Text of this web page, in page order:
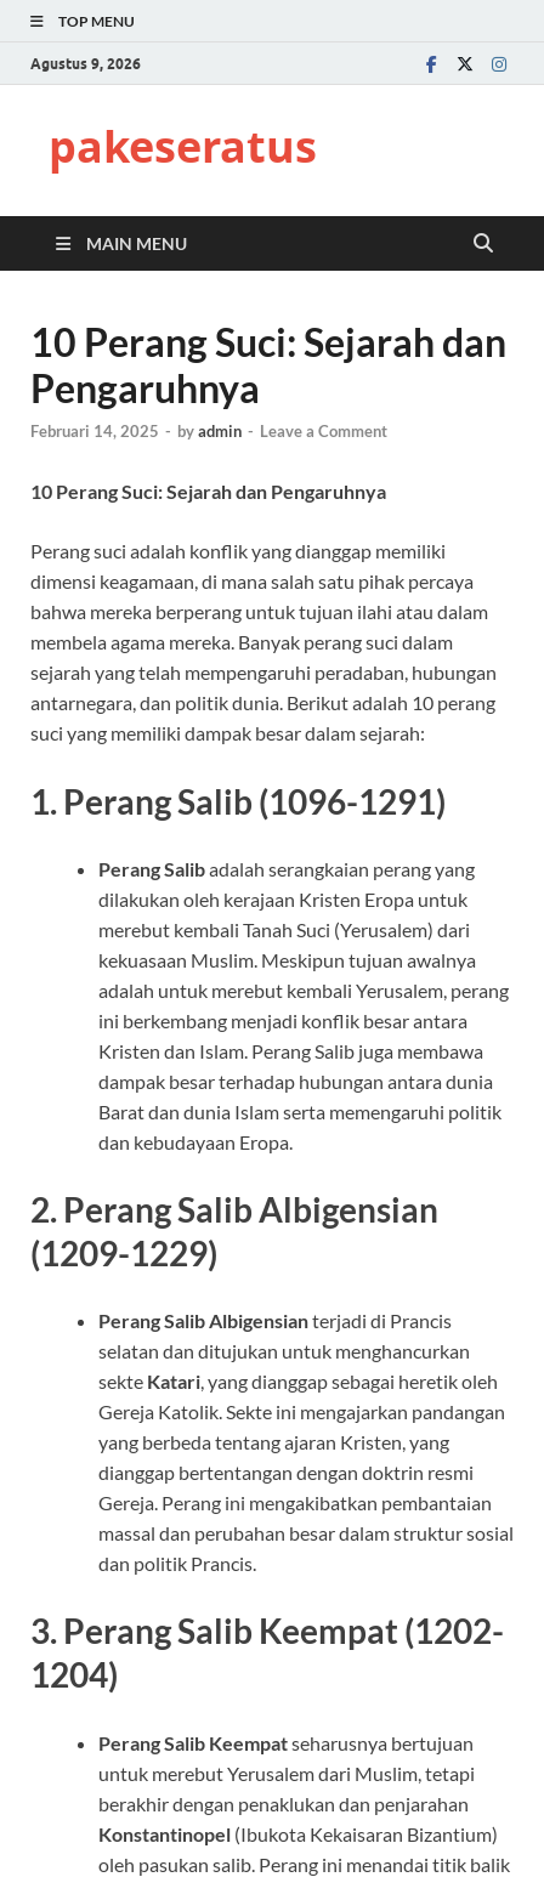
TOP MENU
Agustus 9, 2026
pakeseratus
MAIN MENU
10 Perang Suci: Sejarah dan
Pengaruhnya
Februari 14, 2025 - byadmin - Leave a Comment
10 Perang Suci: Sejarah dan Pengaruhnya
Perang suci adalah konflik yang dianggap memiliki
dimensi keagamaan, di mana salah satu pihak percaya
bahwa mereka berperang untuk tujuan ilahi atau dalam
membela agama mereka. Banyak perang suci dalam
sejarah yang telah mempengaruhi peradaban, hubungan
antarnegara, dan politik dunia. Berikut adalah 10 perang
suci yang memiliki dampak besar dalam sejarah:
1. Perang Salib (1096-1291)
Perang Salibadalah serangkaian perang yang
dilakukan oleh kerajaan Kristen Eropa untuk
merebut kembali Tanah Suci (Yerusalem) dari
kekuasaan Muslim. Meskipun tujuan awalnya
adalah untuk merebut kembali Yerusalem, perang
ini berkembang menjadi konflik besar antara
Kristen dan Islam. Perang Salib juga membawa
dampak besar terhadap hubungan antara dunia
Barat dan dunia Islam serta memengaruhi politik
dan kebudayaan Eropa.
2. Perang Salib Albigensian
(1209-1229)
Perang Salib Albigensianterjadi di Prancis
selatan dan ditujukan untuk menghancurkan
sekte Katari, yang dianggap sebagai heretik oleh
Gereja Katolik. Sekte ini mengajarkan pandangan
yang berbeda tentang ajaran Kristen, yang
dianggap bertentangan dengan doktrin resmi
Gereja. Perang ini mengakibatkan pembantaian
massal dan perubahan besar dalam struktur sosial
dan politik Prancis.
3. Perang Salib Keempat (1202-
1204)
Perang Salib Keempatseharusnya bertujuan
untuk merebut Yerusalem dari Muslim, tetapi
berakhir dengan penaklukan dan penjarahan
Konstantinopel (Ibukota Kekaisaran Bizantium)
oleh pasukan salib. Perang ini menandai titik balik